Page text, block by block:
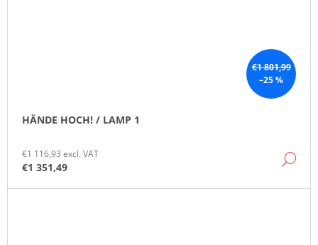
€1 801,99
–25 %
HÄNDE HOCH! / LAMP 1
€1 116,93 excl. VAT
€1 351,49